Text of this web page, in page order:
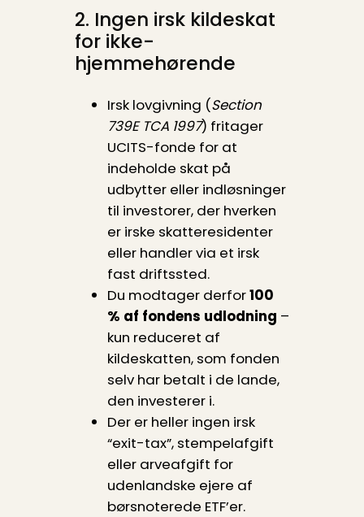
2. Ingen irsk kildeskat
for ikke-
hjemmehørende
Irsk lovgivning (Section
739E TCA 1997) fritager
UCITS-fonde for at
indeholde skat på
udbytter eller indløsninger
til investorer, der hverken
er irske skatte­residenter
eller handler via et irsk
fast driftssted.
Du modtager derfor100
% af fondens udlodning –
kun reduceret af
kildeskatten, som fonden
selv har betalt i de lande,
den investerer i.
Der er heller ingen irsk
“exit-tax”, stempelafgift
eller arveafgift for
udenlandske ejere af
børsnoterede ETF’er.